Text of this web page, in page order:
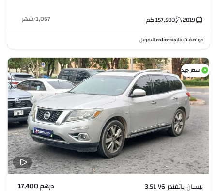
2019
157,500كم 1,067
/شهر
مواصفات خليجية•متاحة للتمويل
سعر جيد
نيسان باثفندر 3.5L V6 درهم 17,400